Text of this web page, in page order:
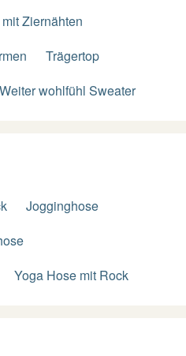
Ziernähten
Trägertop
Weiter wohlfühl Sweater
Jogginghose
Yoga Hose mit Rock